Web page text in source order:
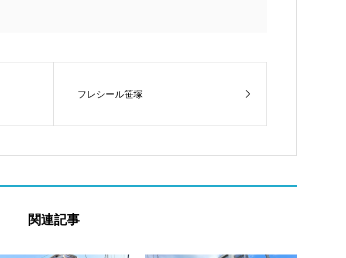
フレシール笹塚
関連記事